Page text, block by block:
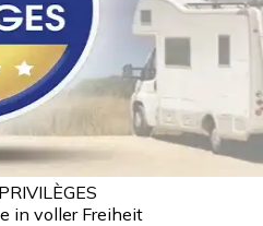
in voller Freiheit